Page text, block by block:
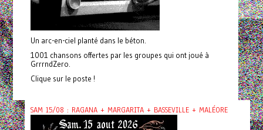
Un arc-en-ciel planté dans le béton.
1001 chansons offertes par les groupes qui ont joué à
GrrrndZero.
Clique sur le poste !
SAM 15/08 : RAGANA + MARGARITA + BASSEVILLE + MALÉORE